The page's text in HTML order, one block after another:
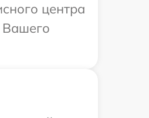
центра
Вашего